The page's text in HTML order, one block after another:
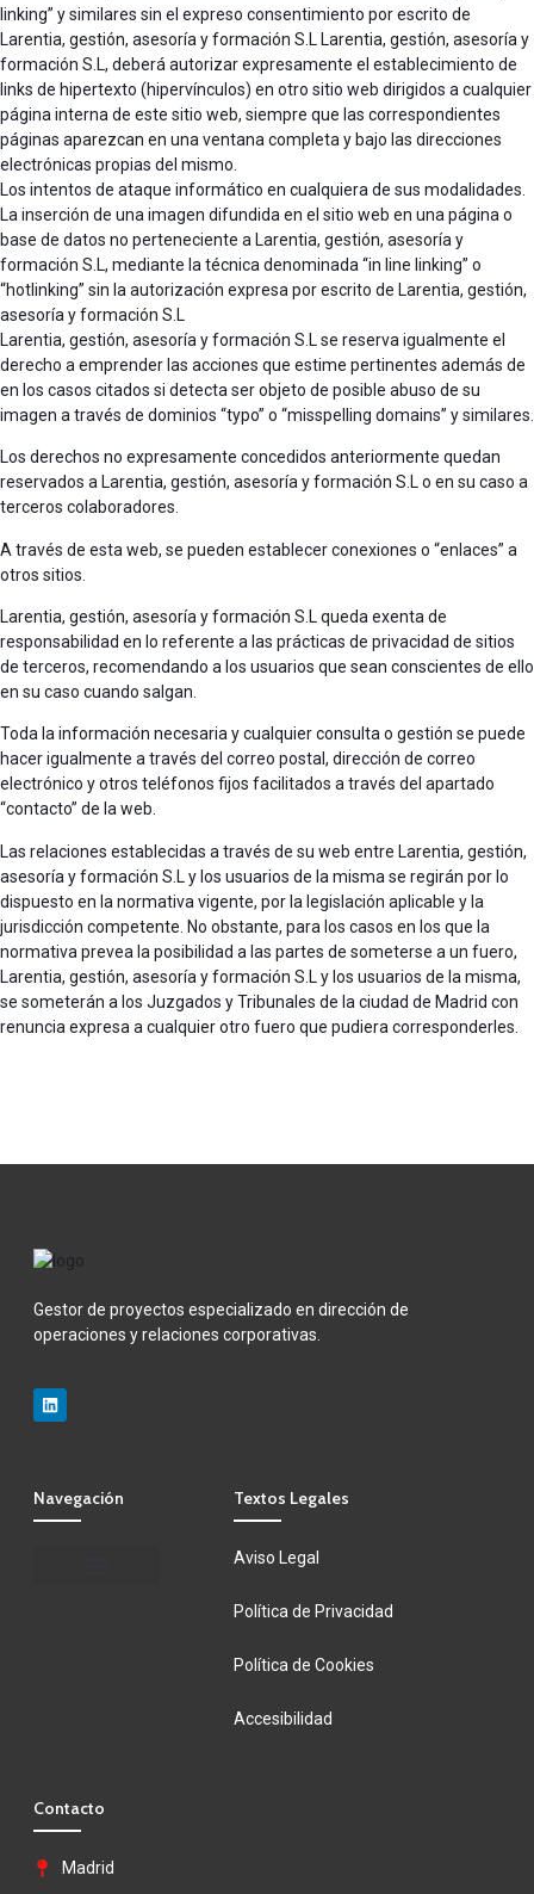
linking” y similares sin el expreso consentimiento por escrito de
Larentia, gestión, asesoría y formación S.L Larentia, gestión, asesoría y
formación S.L, deberá autorizar expresamente el establecimiento de
links de hipertexto (hipervínculos) en otro sitio web dirigidos a cualquier
página interna de este sitio web, siempre que las correspondientes
páginas aparezcan en una ventana completa y bajo las direcciones
electrónicas propias del mismo.
Los intentos de ataque informático en cualquiera de sus modalidades.
La inserción de una imagen difundida en el sitio web en una página o
base de datos no perteneciente a Larentia, gestión, asesoría y
formación S.L, mediante la técnica denominada “in line linking” o
“hotlinking” sin la autorización expresa por escrito de Larentia, gestión,
asesoría y formación S.L
Larentia, gestión, asesoría y formación S.L se reserva igualmente el
derecho a emprender las acciones que estime pertinentes además de
en los casos citados si detecta ser objeto de posible abuso de su
imagen a través de dominios “typo” o “misspelling domains” y similares.
Los derechos no expresamente concedidos anteriormente quedan
reservados a Larentia, gestión, asesoría y formación S.L o en su caso a
terceros colaboradores.
A través de esta web, se pueden establecer conexiones o “enlaces” a
otros sitios.
Larentia, gestión, asesoría y formación S.L queda exenta de
responsabilidad en lo referente a las prácticas de privacidad de sitios
de terceros, recomendando a los usuarios que sean conscientes de ello
en su caso cuando salgan.
Toda la información necesaria y cualquier consulta o gestión se puede
hacer igualmente a través del correo postal, dirección de correo
electrónico y otros teléfonos fijos facilitados a través del apartado
“contacto” de la web.
Las relaciones establecidas a través de su web entre Larentia, gestión,
asesoría y formación S.L y los usuarios de la misma se regirán por lo
dispuesto en la normativa vigente, por la legislación aplicable y la
jurisdicción competente. No obstante, para los casos en los que la
normativa prevea la posibilidad a las partes de someterse a un fuero,
Larentia, gestión, asesoría y formación S.L y los usuarios de la misma,
se someterán a los Juzgados y Tribunales de la ciudad de Madrid con
renuncia expresa a cualquier otro fuero que pudiera corresponderles.
Gestor de proyectos especializado en dirección de
operaciones y relaciones corporativas.
Navegación Textos Legales
Aviso Legal
Política de Privacidad
Política de Cookies
Accesibilidad
Contacto
Madrid